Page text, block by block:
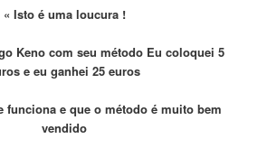
« Isto é uma loucura !
Keno com seu método Eu coloquei 5
e eu ganhei 25 euros
funciona e que o método é muito bem
vendido